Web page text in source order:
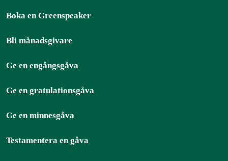
Boka en Greenspeaker
Bli månadsgivare
Ge en engångsgåva
Ge en gratulationsgåva
Ge en minnesgåva
Testamentera en gåva